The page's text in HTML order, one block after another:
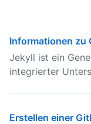
Informationen zu
Jekyll ist ein
integrierter
Erstellen einer